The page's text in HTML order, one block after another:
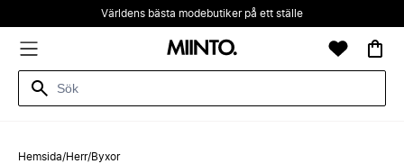
Världens bästa modebutiker på ett ställe
Hemsida/Herr/Byxor